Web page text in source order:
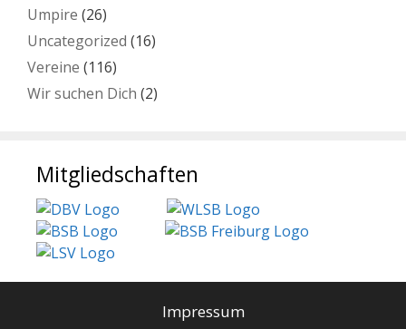
Umpire (26)
Uncategorized (16)
Vereine (116)
Wir suchen Dich (2)
Mitgliedschaften
Impressum